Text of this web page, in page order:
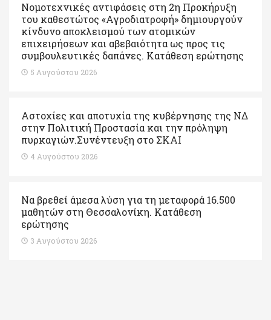
Νομοτεχνικές αντιφάσεις στη 2η Προκήρυξη
του καθεστώτος «Αγροδιατροφή» δημιουργούν
κίνδυνο αποκλεισμού των ατομικών
επιχειρήσεων και αβεβαιότητα ως προς τις
συμβουλευτικές δαπάνες. Κατάθεση ερώτησης
5 Αυγούστου 2026
Αστοχίες και αποτυχία της κυβέρνησης της ΝΔ
στην Πολιτική Προστασία και την πρόληψη
πυρκαγιών.Συνέντευξη στο ΣΚΑΙ
4 Αυγούστου 2026
Να βρεθεί άμεσα λύση για τη μεταφορά 16.500
μαθητών στη Θεσσαλονίκη. Κατάθεση
ερώτησης
3 Αυγούστου 2026